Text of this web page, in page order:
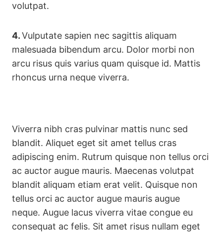
volutpat.
4.Vulputate sapien nec sagittis aliquam
malesuada bibendum arcu. Dolor morbi non
arcu risus quis varius quam quisque id. Mattis
rhoncus urna neque viverra.
Viverra nibh cras pulvinar mattis nunc sed
blandit. Aliquet eget sit amet tellus cras
adipiscing enim. Rutrum quisque non tellus orci
ac auctor augue mauris. Maecenas volutpat
blandit aliquam etiam erat velit. Quisque non
tellus orci ac auctor augue mauris augue
neque. Augue lacus viverra vitae congue eu
consequat ac felis. Sit amet risus nullam eget